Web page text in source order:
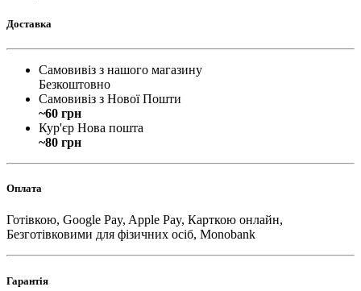
Доставка
Самовивіз з нашого магазину
Безкоштовно
Самовивіз з Нової Пошти
~60 грн
Кур'єр Нова пошта
~80 грн
Оплата
Готівкою, Google Pay, Apple Pay, Карткою онлайн,
Безготівковими для фізичних осіб, Monobank
Гарантія